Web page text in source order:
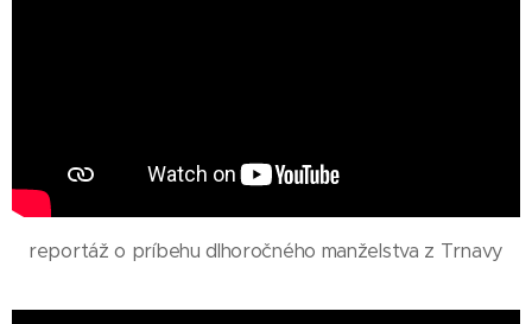
reportáž o príbehu dlhoročného manželstva z Trnavy